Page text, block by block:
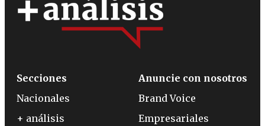
Secciones
Nacionales
+ análisis
Anuncie con nosotros
Brand Voice
Empresariales